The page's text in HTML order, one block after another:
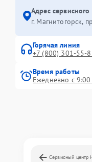
Адрес
г. Магнитогорск,
Горячая линия
+7 (800) 301-55-
Время работы
Ежедневно с
Сервисный центр